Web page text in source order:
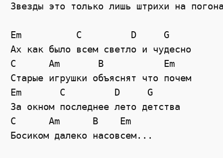
Звезды это только лишь штрихи на
Em C D
G
Ах как было всем светло и чудесно
C
Am B
Em
Старые игрушки объяснят что почем
Em
C D
G
За окном последнее лето детства
C
Am B
Em
Босиком далеко насовсем...